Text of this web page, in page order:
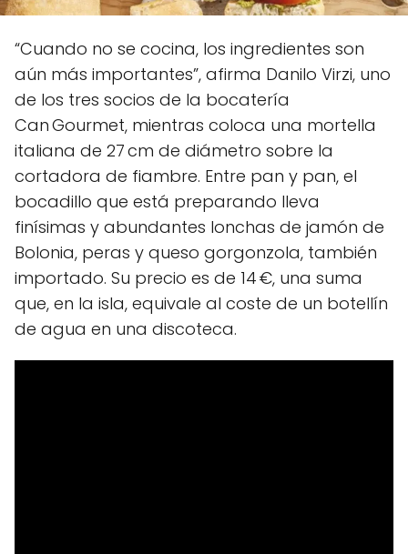
“Cuando no se cocina, los ingredientes son
aún más importantes”, afirma Danilo Virzi, uno
de los tres socios de la bocatería
Can Gourmet, mientras coloca una mortella
italiana de 27 cm de diámetro sobre la
cortadora de fiambre. Entre pan y pan, el
bocadillo que está preparando lleva
finísimas y abundantes lonchas de jamón de
Bolonia, peras y queso gorgonzola, también
importado. Su precio es de 14 €, una suma
que, en la isla, equivale al coste de un botellín
de agua en una discoteca.